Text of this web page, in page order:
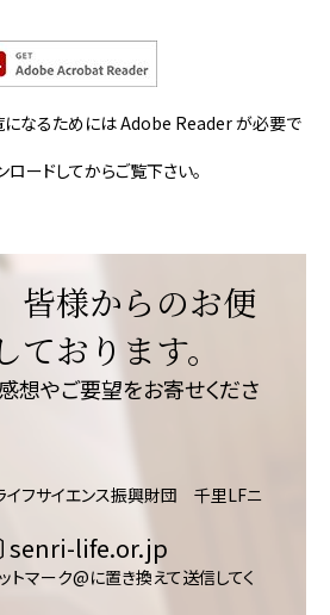
になるためには Adobe Reader が必要で
ードしてからご覧下さい。
皆様からのお便
おります。
想やご要望をお寄せくださ
イフサイエンス振興財団 千里LFニ
senri-life.or.jp
トマーク@に置き換えて送信してく